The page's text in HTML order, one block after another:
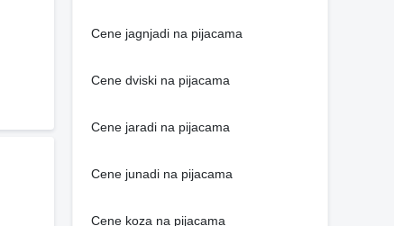
Cene jagnjadi na pijacama
Cene dviski na pijacama
Cene jaradi na pijacama
Cene junadi na pijacama
Cene koza na pijacama